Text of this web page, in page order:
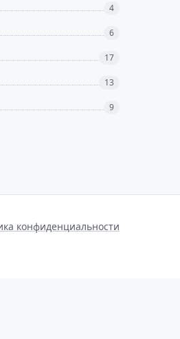
4
6
17
13
9
конфиденциальности